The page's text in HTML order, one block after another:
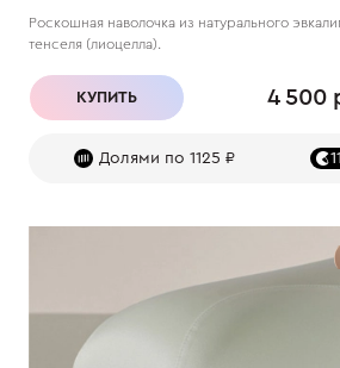
Роскошная наволочка из натурального
тенселя (лиоцелла).
КУПИТЬ 4 500
Долями по 1125 ₽